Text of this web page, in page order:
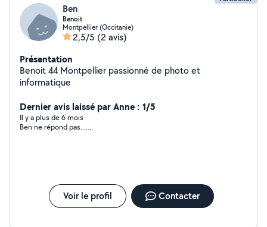
Ben
Benoit
Montpellier (Occitanie)
2,5/5 (2 avis)
Présentation
Benoit 44 Montpellier passionné de photo et
informatique
Dernier avis laissé par Anne : 1/5
Il y a plus de 6 mois
Ben ne répond pas.......
Voir le profil Contacter